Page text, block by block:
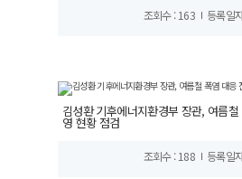
조회수 : 163 등록일
김성환 기후에너지환경부 장관, 여름
영 현황 점검
조회수 : 188 등록일